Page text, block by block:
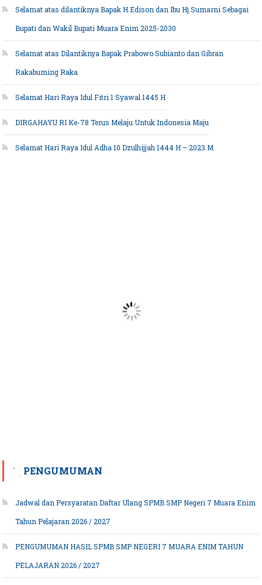
Selamat atas dilantiknya Bapak H.Edison dan Ibu Hj.Sumarni Sebagai
Bupati dan Wakil Bupati Muara Enim 2025-2030
Selamat atas Dilantiknya Bapak Prabowo Subianto dan Gibran
Rakabuming Raka
Selamat Hari Raya Idul Fitri 1 Syawal 1445 H
DIRGAHAYU RI Ke-78 Terus Melaju Untuk Indonesia Maju
Selamat Hari Raya Idul Adha 10 Dzulhijjah 1444 H – 2023 M
PENGUMUMAN
Jadwal dan Persyaratan Daftar Ulang SPMB SMP Negeri 7 Muara Enim
Tahun Pelajaran 2026 / 2027
PENGUMUMAN HASIL SPMB SMP NEGERI 7 MUARA ENIM TAHUN
PELAJARAN 2026 / 2027